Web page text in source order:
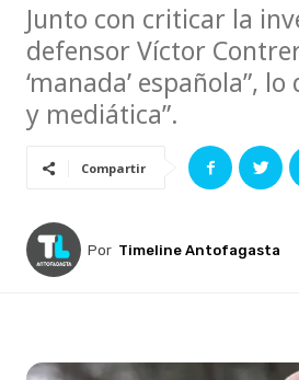
Junto con criticar la
defensor Víctor
‘manada’ española”,
y mediática”.
Compartir
Por Timeline Antofagasta